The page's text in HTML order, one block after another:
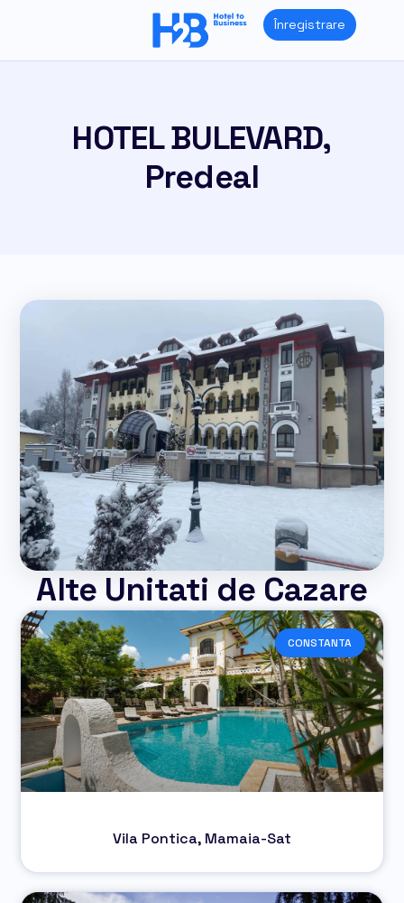
Înregistrare
HOTEL BULEVARD,
Predeal
Alte Unitati de Cazare
CONSTANTA
Vila Pontica, Mamaia-Sat